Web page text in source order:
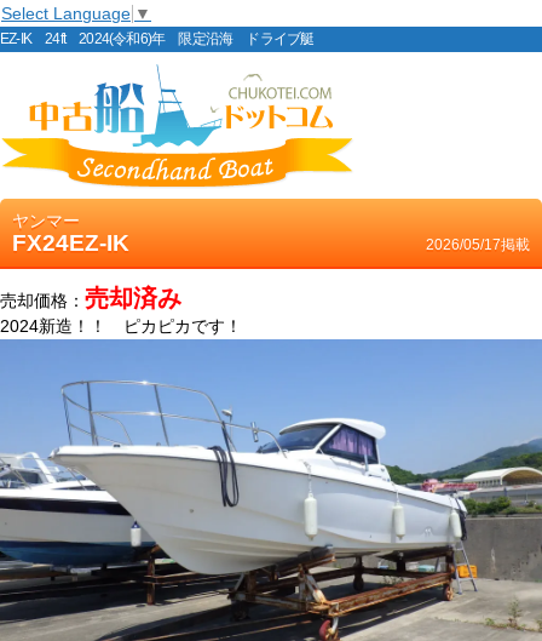
Select Language ▼
EZ-IK 24ft 2024(令和6)年 限定沿海 ドライブ艇
ヤンマー
FX24EZ-IK 2026/05/17掲載
売却価格： 売却済み
2024新造！！ ピカピカです！